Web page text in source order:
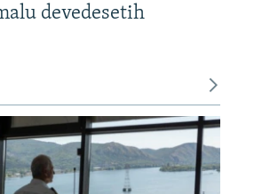
devedesetih